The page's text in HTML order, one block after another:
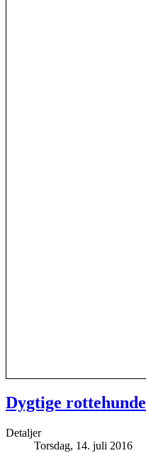
Dygtige rottehunde
Detaljer
Torsdag, 14. juli 2016